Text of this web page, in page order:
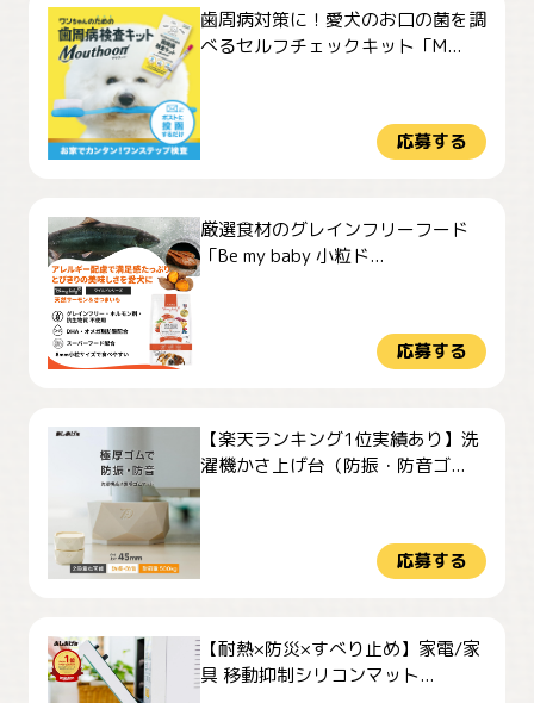
歯周病対策に！愛犬のお口の菌を調
べるセルフチェックキット「M...
応募する
厳選食材のグレインフリーフード
「Be my baby 小粒ド...
応募する
【楽天ランキング1位実績あり】洗
濯機かさ上げ台（防振・防音ゴ...
応募する
【耐熱×防災×すべり止め】家電/家
具 移動抑制シリコンマット...